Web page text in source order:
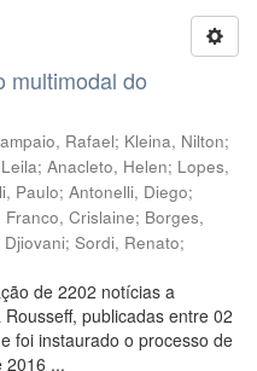
multimodal do
Rafael; Kleina, Nilton;
; Anacleto, Helen; Lopes,
Paulo; Antonelli, Diego;
Franco, Crislaine; Borges,
Djiovani; Sordi, Renato;
de 2202 notícias a
publicadas entre 02
foi instaurado o processo de
2016 ...